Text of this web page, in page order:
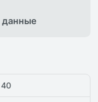
данные
40